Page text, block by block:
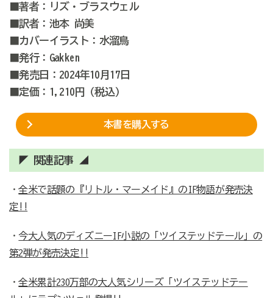
■著者：リズ・ブラスウェル
■訳者：池本 尚美
■カバーイラスト：水溜鳥
■発行：Gakken
■発売日：2024年10月17日
■定価：1,210円（税込）
本書を購入する
◤ 関連記事 ◢
・全米で話題の『リトル・マーメイド』のIF物語が発売決
定!!
・今大人気のディズニーIF小説の「ツイステッドテール」の
第2弾が発売決定!!
・全米累計230万部の大人気シリーズ「ツイステッドテー